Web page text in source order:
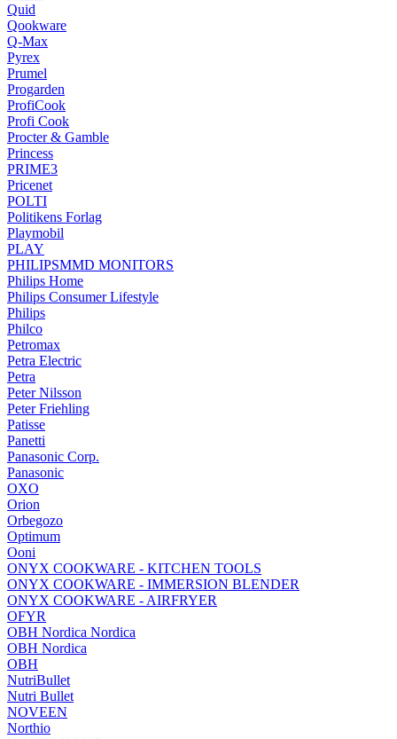
Quid
Qookware
Q-Max
Pyrex
Prumel
Progarden
ProfiCook
Profi Cook
Procter & Gamble
Princess
PRIME3
Pricenet
POLTI
Politikens Forlag
Playmobil
PLAY
PHILIPSMMD MONITORS
Philips Home
Philips Consumer Lifestyle
Philips
Philco
Petromax
Petra Electric
Petra
Peter Nilsson
Peter Friehling
Patisse
Panetti
Panasonic Corp.
Panasonic
OXO
Orion
Orbegozo
Optimum
Ooni
ONYX COOKWARE - KITCHEN TOOLS
ONYX COOKWARE - IMMERSION BLENDER
ONYX COOKWARE - AIRFRYER
OFYR
OBH Nordica Nordica
OBH Nordica
OBH
NutriBullet
Nutri Bullet
NOVEEN
Northio